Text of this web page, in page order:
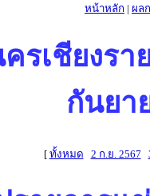
หน้าหลัก | ผล
รเชียงรา
กันยา
[ ทั้งหมด 2 ก.ย. 2567